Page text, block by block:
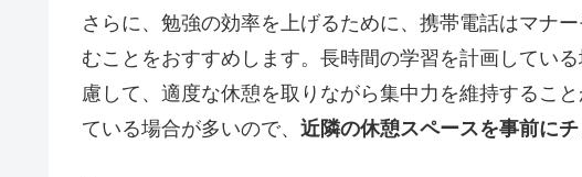
さらに、勉強の効率を上げるために、携帯電話はマナ
むことをおすすめします。長時間の学習を計画してい
慮して、適度な休憩を取りながら集中力を維持するこ
ている場合が多いので、 近隣の休憩スペースを事前にチ